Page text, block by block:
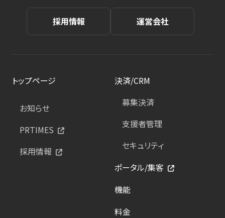
採用情報 運営会社
トップページ
お知らせ
PRTIMES
採用情報
決済/CRM
募集決済
支援者管理
セキュリティ
ポータル/集客
機能
料金